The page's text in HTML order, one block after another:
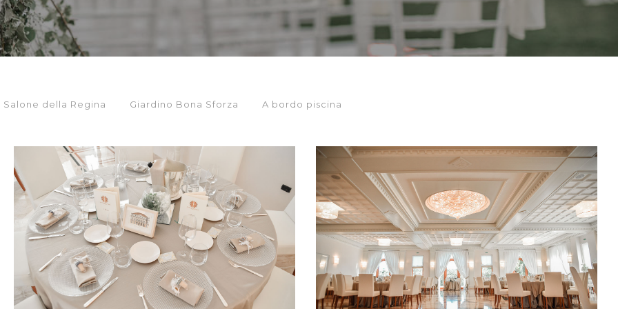
Salone della Regina Giardino Bona Sforza A bordo piscina